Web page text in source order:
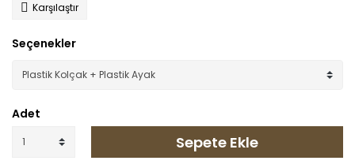
Karşılaştır
Seçenekler
Adet
Sepete Ekle